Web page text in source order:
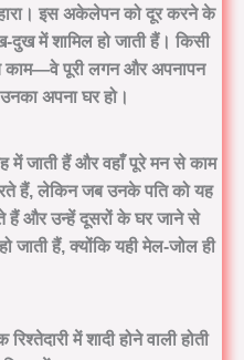
इस अकेलेपन को दूर करने के
में शामिल हो जाती हैं। किसी
काम—वे पूरी लगन और अपनापन
अपना घर हो।
में जाती हैं और वहाँ पूरे मन से काम
हैं, लेकिन जब उनके पति को यह
हैं और उन्हें दूसरों के घर जाने से
जाती हैं, क्योंकि यही मेल-जोल ही
में शादी होने वाली होती